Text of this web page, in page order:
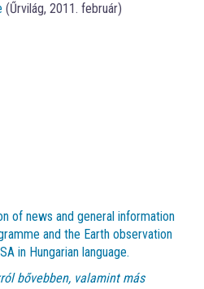
(Űrvilág, 2011. február)
of news and general information
and the Earth observation
in Hungarian language.
bővebben, valamint más